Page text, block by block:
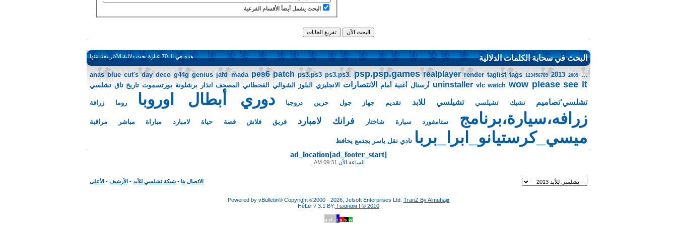
البحث يشمل أيضآ الأقسام الفرعية
هذه هي الـ 70 عبارة بحث دلالية الأكثر بحثا عنها البحث في سحابة الكلمات الدلالية
...
2009
2013
123456789
anas blue cut's day deco g44g genius jafd mada pes6 patch ps3.ps3 ps3.ps3. psp.psp.games realplayer render taglist tags
uninstaller vlc watch wow please see it أرسنال أغنية أمام الانتصارات الانجليزي البلوز الشوالي القحطاني المصحف انذار برشلونة بورتسموث تاريخ تاق تشلسي
تشلسي’تصاميم تشيك تشيلسي تشيلسي للابد تقديم جهاز جول حزين دروجبا دوري أبطال اوروبا روما زرافة
زرافه،سيارة،برنامج ستامفورد سيارة شاختار فرانك لامبارد فريق فلاش قصة حياة لامبارد مباراة مباشر مراقبة
ميسي_كرستيانو_ابرا_بربا نادي نقل ياسر يجتمع يحافظ
ad_location[ad_footer_start]
الساعة الآن 09:31 AM
الاتصال بنا - شبكة تشلسي للأبد - الأرشيف - الأعلى
Powered by vBulletin® Copyright ©2000 - 2026, Jelsoft Enterprises Ltd. TranZ By Almuhajir
HêĽм √ 3.1 BY: ! ωαнαм ! © 2010
a.d - i. s. s. w